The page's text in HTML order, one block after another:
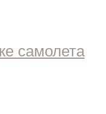
самолета